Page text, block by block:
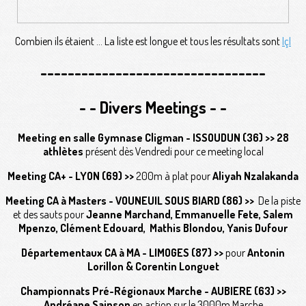
Combien ils étaient ... La liste est longue et tous les résultats sontIçI
---------------------------------
- - Divers Meetings - -
Meeting en salle Gymnase Cligman - ISSOUDUN (36) >> 28
athlètes présent dès Vendredi pour ce meeting local
Meeting CA+ - LYON (69) >>200m à plat pourAliyah Nzalakanda
Meeting CA à Masters - VOUNEUIL SOUS BIARD (86) >> De la piste
et des sauts pourJeanne Marchand, Emmanuelle Fete, Salem
Mpenzo, Clément Edouard, Mathis Blondou, Yanis Dufour
Départementaux CA à MA - LIMOGES (87) >>pourAntonin
Lorillon & Corentin Longuet
Championnats Pré-Régionaux Marche - AUBIERE (63) >>